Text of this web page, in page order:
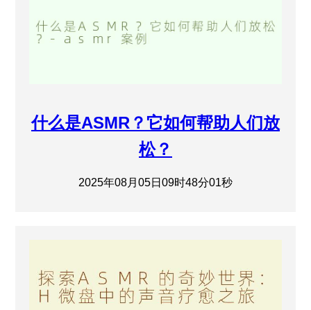
什么是ASMR？它如何帮助人们放
松？
2025年08月05日09时48分01秒